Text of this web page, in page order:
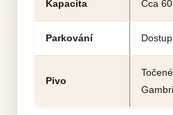
Kapacita Cca
Parkování
Pivo